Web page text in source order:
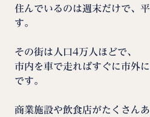
住んでいるのは週末だけで、
す。
その街は人口4万人ほどで、
市内を車で走ればすぐに市外
です。
商業施設や飲食店がたくさん